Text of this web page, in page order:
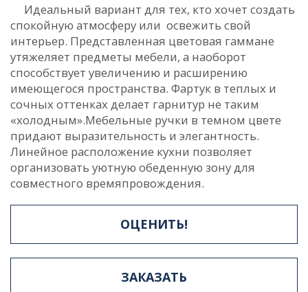
Идеальный вариант для тех, кто хочет создать
спокойную атмосферу или освежить свой
интерьер. Представленная цветовая гаммане
утяжеляет предметы мебели, а наоборот
способствует увеличению и расширению
имеющегося пространства. Фартук в теплых и
сочных оттенках делает гарнитур не таким
«холодным».Мебельные ручки в темном цвете
придают выразительность и элегантность.
Линейное расположение кухни позволяет
организовать уютную обеденную зону для
совместного времяпровождения.
ОЦЕНИТЬ!
ЗАКАЗАТЬ